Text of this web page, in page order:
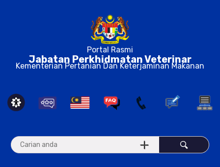
Portal Rasmi
Jabatan Perkhidmatan Veterinar
Kementerian Pertanian Dan Keterjaminan Makanan